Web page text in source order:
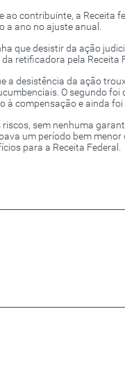
ao contribuinte, a
a ano no ajuste anual.
que desistir da ação
retificadora pela Receita
a desistência da ação
O segundo foi
à compensação e ainda
sem nenhuma
um período bem
para a Receita Federal.